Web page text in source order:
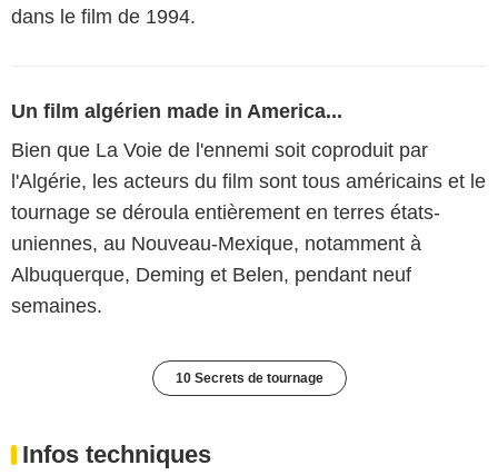
dans le film de 1994.
Un film algérien made in America...
Bien que La Voie de l'ennemi soit coproduit par
l'Algérie, les acteurs du film sont tous américains et le
tournage se déroula entièrement en terres états-
uniennes, au Nouveau-Mexique, notamment à
Albuquerque, Deming et Belen, pendant neuf
semaines.
10 Secrets de tournage
Infos techniques